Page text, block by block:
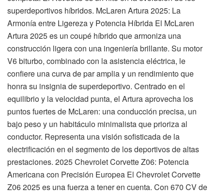
superdeportivos híbridos. McLaren Artura 2025: La
Armonía entre Ligereza y Potencia Híbrida El McLaren
Artura 2025 es un coupé híbrido que armoniza una
construcción ligera con una ingeniería brillante. Su motor
V6 biturbo, combinado con la asistencia eléctrica, le
confiere una curva de par amplia y un rendimiento que
honra su insignia de superdeportivo. Centrado en el
equilibrio y la velocidad punta, el Artura aprovecha los
puntos fuertes de McLaren: una conducción precisa, un
bajo peso y un habitáculo minimalista que prioriza al
conductor. Representa una visión sofisticada de la
electrificación en el segmento de los deportivos de altas
prestaciones. 2025 Chevrolet Corvette Z06: Potencia
Americana con Precisión Europea El Chevrolet Corvette
Z06 2025 es una fuerza a tener en cuenta. Con 670 CV de